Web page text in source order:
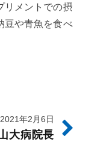
リメントでの摂
豆や青魚を食べ
2021年2月6日
大病院長